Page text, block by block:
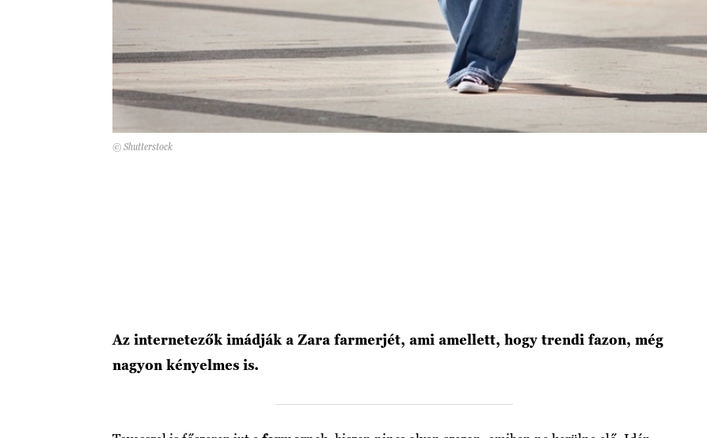
© Shutterstock
Az internetezők imádják a Zara farmerjét, ami amellett, hogy trendi fazon, még
nagyon kényelmes is.